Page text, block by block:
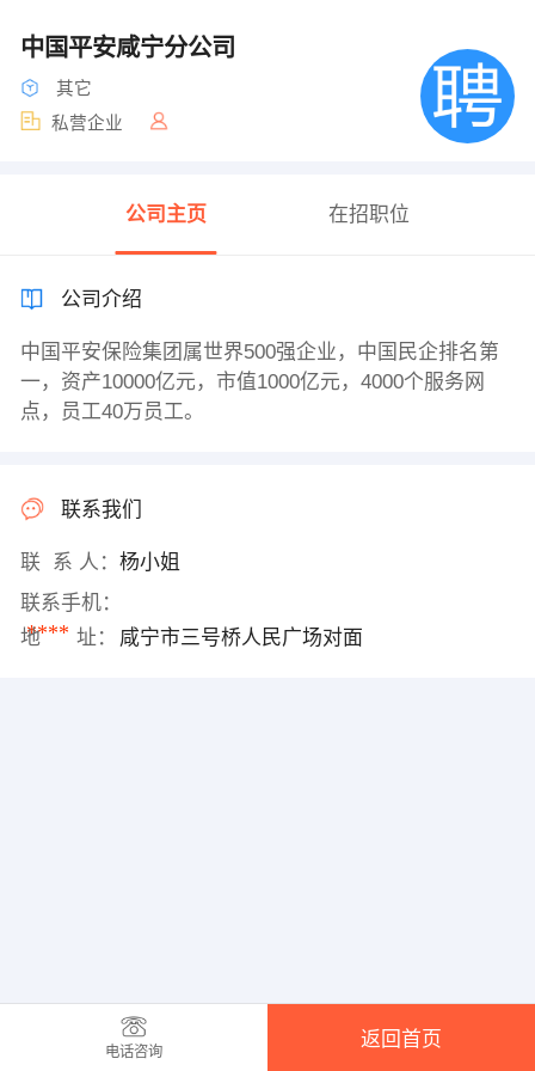
中国平安咸宁分公司
其它
私营企业
公司主页 在招职位
公司介绍
中国平安保险集团属世界500强企业，中国民企排名第
一，资产10000亿元，市值1000亿元，4000个服务网
点，员工40万员工。
联系我们
联 系 人： 杨小姐
联系手机：
****
地 址： 咸宁市三号桥人民广场对面
电话咨询
返回首页